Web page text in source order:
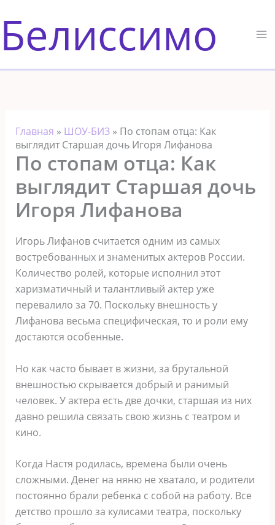
к
содержимому
Белиссимо
Главная » ШОУ-БИЗ» По стопам отца: Как
выглядит Старшая дочь Игоря Лифанова
По стопам отца: Как
выглядит Старшая дочь
Игоря Лифанова
Игорь Лифанов считается одним из самых
востребованных и знаменитых актеров России.
Количество ролей, которые исполнил этот
харизматичный и талантливый актер уже
перевалило за 70. Поскольку внешность у
Лифанова весьма специфическая, то и роли ему
достаются особенные.
Но как часто бывает в жизни, за брутальной
внешностью скрывается добрый и ранимый
человек. У актера есть две дочки, старшая из них
давно решила связать свою жизнь с театром и
кино.
Когда Настя родилась, времена были очень
сложными. Денег на няню не хватало, и родители
постоянно брали ребенка с собой на работу. Все
детство прошло за кулисами театра, поскольку